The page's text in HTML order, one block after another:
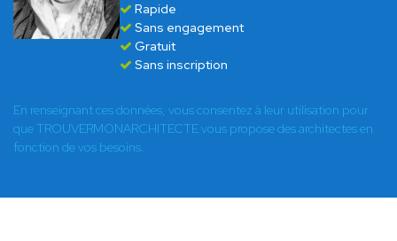
Rapide
Sans engagement
Gratuit
Sans inscription
En renseignant ces données, vous consentez à leur utilisation pour
que TROUVERMONARCHITECTE vous propose des architectes en
fonction de vos besoins.